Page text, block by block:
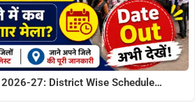
2026-27: District Wise Schedule…